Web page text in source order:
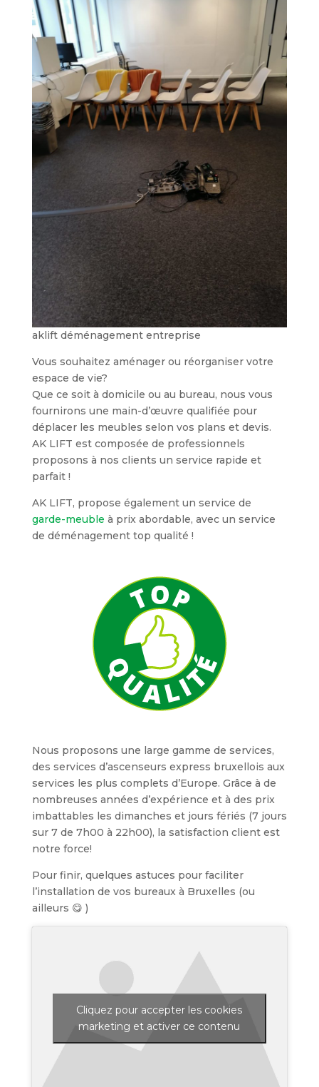
aklift déménagement entreprise
Vous souhaitez aménager ou réorganiser votre
espace de vie?
Que ce soit à domicile ou au bureau, nous vous
fournirons une main-d’œuvre qualifiée pour
déplacer les meubles selon vos plans et devis.
AK LIFT est composée de professionnels
proposons à nos clients un service rapide et
parfait !
AK LIFT, propose également un service de
garde-meuble à prix abordable, avec un service
de déménagement top qualité !
Nous proposons une large gamme de services,
des services d’ascenseurs express bruxellois aux
services les plus complets d’Europe. Grâce à de
nombreuses années d’expérience et à des prix
imbattables les dimanches et jours fériés (7 jours
sur 7 de 7h00 à 22h00), la satisfaction client est
notre force!
Pour finir, quelques astuces pour faciliter
l’installation de vos bureaux à Bruxelles (ou
ailleurs 😋 )
Cliquez pour accepter les cookies
marketing et activer ce contenu